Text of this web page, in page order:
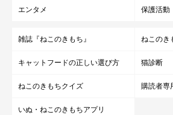
エンタメ 保護活動
雑誌『ねこのきもち』 ねこのき
キャットフードの正しい選び方 猫診断
ねこのきもちクイズ 購読者専
いぬ・ねこのきもちアプリ